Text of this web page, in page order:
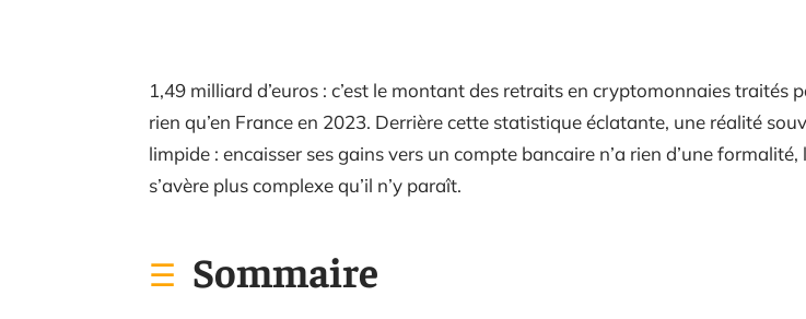
1,49 milliard d’euros : c’est le montant des retraits en cryptomonnaies traités
rien qu’en France en 2023. Derrière cette statistique éclatante, une réalité
limpide : encaisser ses gains vers un compte bancaire n’a rien d’une
s’avère plus complexe qu’il n’y paraît.
Sommaire